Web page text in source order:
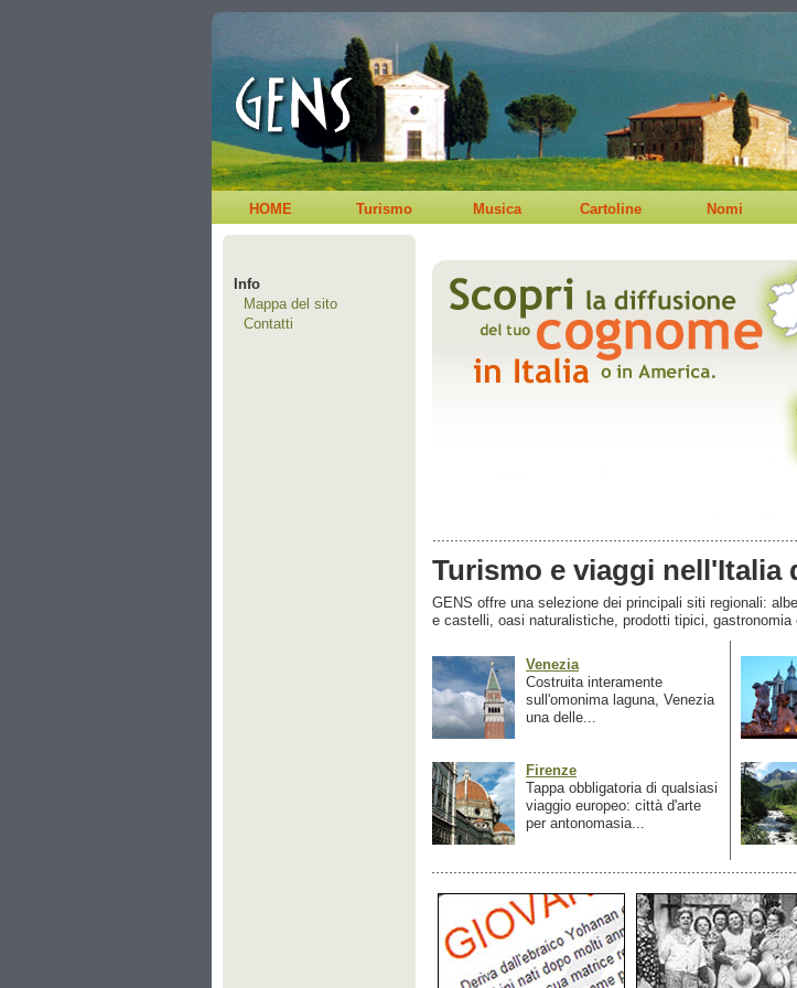
HOME Turismo Musica Cartoline Nomi
Info
Mappa del sito
Contatti
Turismo e viaggi nell'Italia
GENS offre una selezione dei principali siti regionali:
e castelli, oasi naturalistiche, prodotti tipici, gastronomia
Venezia
Costruita interamente
sull'omonima laguna, Venezia
una delle...
Firenze
Tappa obbligatoria di qualsiasi
viaggio europeo: città d'arte
per antonomasia...